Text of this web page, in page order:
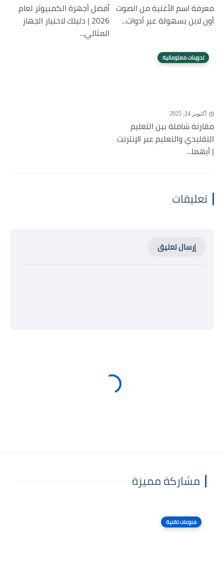
معرفة اسم الأغنية من الصوت
أون لاين بسهولة عبر أدوات...
أفضل أجهزة الكمبيوتر لعام
2026 | دليلك لاختيار الجهاز
المثالي...
تدوينات معلوماتية
أكتوبر 24, 2025
مقارنة شاملة بين التعليم
التقليدي والتعليم عبر الإنترنت
| أيهما...
تعليقات
إرسال تعليق
مشاركة مميزة
منوعات تقنية